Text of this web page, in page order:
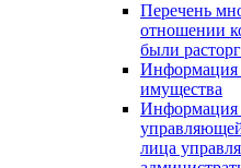
Перечень
отношении
были
Информация
имущества
Информация
лица